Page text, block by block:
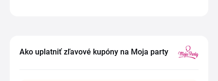
Ako uplatniť zľavové kupóny na Moja party